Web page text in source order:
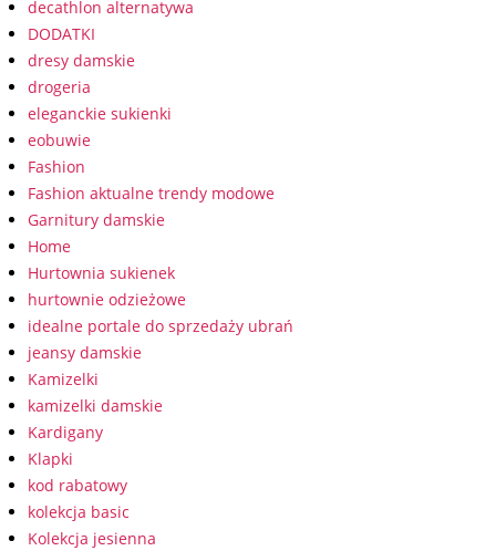
decathlon alternatywa
DODATKI
dresy damskie
drogeria
eleganckie sukienki
eobuwie
Fashion
Fashion aktualne trendy modowe
Garnitury damskie
Home
Hurtownia sukienek
hurtownie odzieżowe
idealne portale do sprzedaży ubrań
jeansy damskie
Kamizelki
kamizelki damskie
Kardigany
Klapki
kod rabatowy
kolekcja basic
Kolekcja jesienna